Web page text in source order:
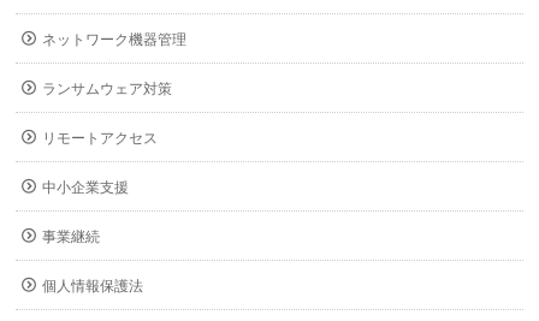
ネットワーク機器管理
ランサムウェア対策
リモートアクセス
中小企業支援
事業継続
個人情報保護法